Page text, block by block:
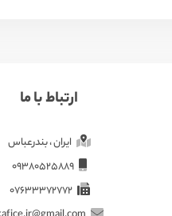
ارتباط با ما
ایران ، بندرعباس
07633372772